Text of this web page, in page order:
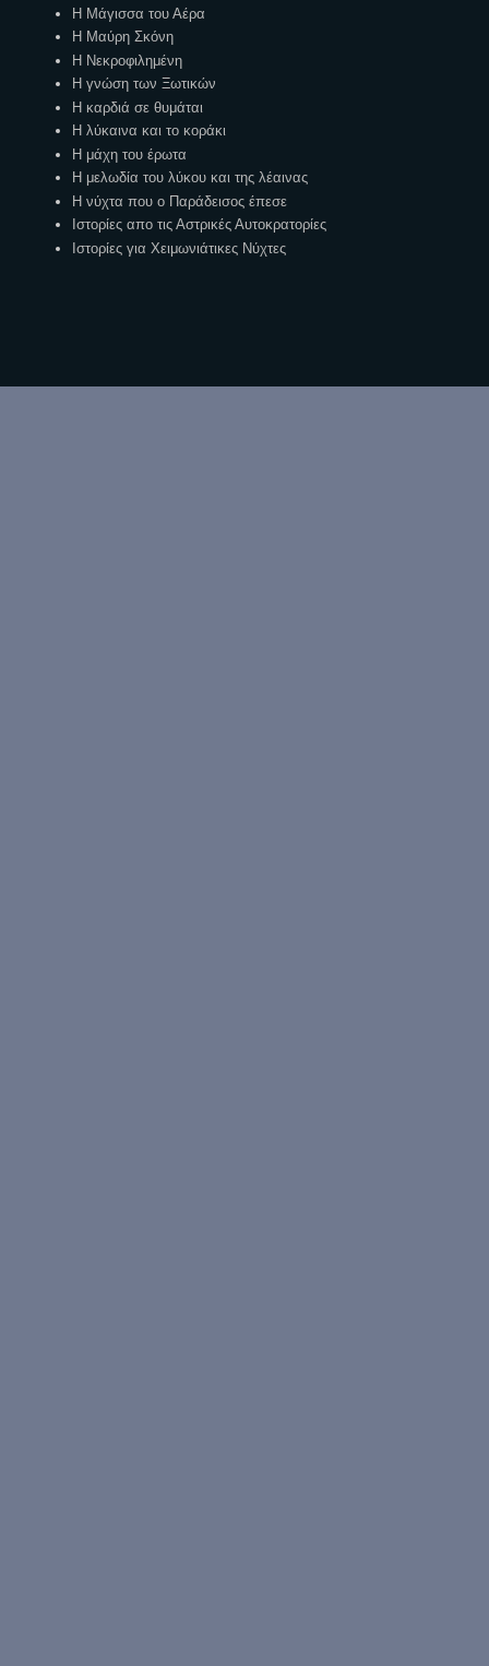
Η Μάγισσα του Αέρα
Η Μαύρη Σκόνη
Η Νεκροφιλημένη
Η γνώση των Ξωτικών
Η καρδιά σε θυμάται
Η λύκαινα και το κοράκι
Η μάχη του έρωτα
Η μελωδία του λύκου και της λέαινας
Η νύχτα που ο Παράδεισος έπεσε
Ιστορίες απο τις Αστρικές Αυτοκρατορίες
Ιστορίες για Χειμωνιάτικες Νύχτες